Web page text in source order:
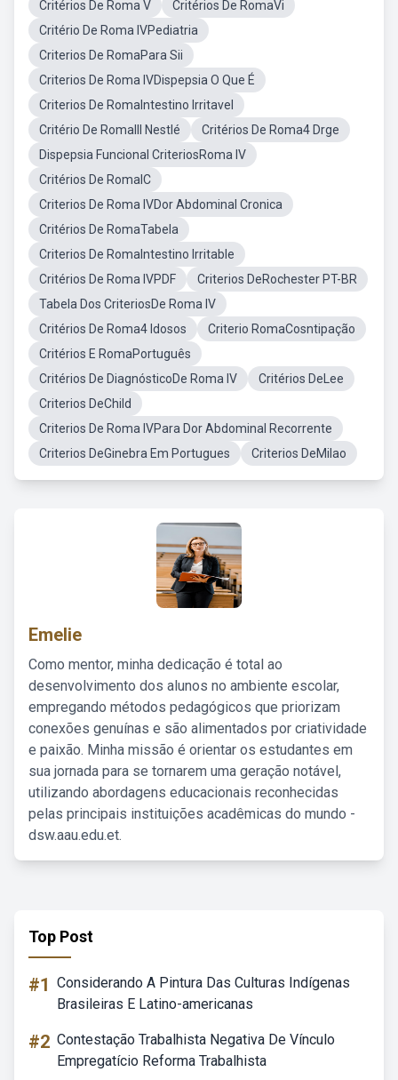
Critérios De Roma V
Critérios De RomaVi
Critério De Roma IVPediatria
Criterios De RomaPara Sii
Criterios De Roma IVDispepsia O Que É
Criterios De RomaIntestino Irritavel
Critério De RomaIII Nestlé
Critérios De Roma4 Drge
Dispepsia Funcional CriteriosRoma IV
Critérios De RomaIC
Criterios De Roma IVDor Abdominal Cronica
Critérios De RomaTabela
Criterios De RomaIntestino Irritable
Critérios De Roma IVPDF
Criterios DeRochester PT-BR
Tabela Dos CriteriosDe Roma IV
Critérios De Roma4 Idosos
Criterio RomaCosntipação
Critérios E RomaPortuguês
Critérios De DiagnósticoDe Roma IV
Critérios DeLee
Criterios DeChild
Criterios De Roma IVPara Dor Abdominal Recorrente
Criterios DeGinebra Em Portugues
Criterios DeMilao
Emelie
Como mentor, minha dedicação é total ao
desenvolvimento dos alunos no ambiente escolar,
empregando métodos pedagógicos que priorizam
conexões genuínas e são alimentados por criatividade
e paixão. Minha missão é orientar os estudantes em
sua jornada para se tornarem uma geração notável,
utilizando abordagens educacionais reconhecidas
pelas principais instituições acadêmicas do mundo -
dsw.aau.edu.et.
Top Post
#1 Considerando A Pintura Das Culturas Indígenas
Brasileiras E Latino-americanas
#2 Contestação Trabalhista Negativa De Vínculo
Empregatício Reforma Trabalhista